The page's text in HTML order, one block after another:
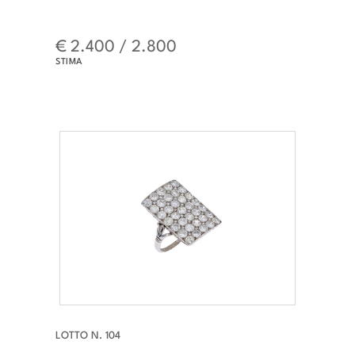
€ 2.400 / 2.800
STIMA
LOTTO N. 104